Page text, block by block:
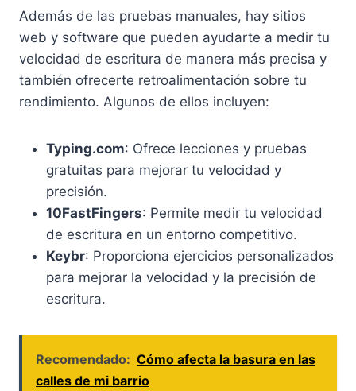
Además de las pruebas manuales, hay sitios
web y software que pueden ayudarte a medir tu
velocidad de escritura de manera más precisa y
también ofrecerte retroalimentación sobre tu
rendimiento. Algunos de ellos incluyen:
Typing.com: Ofrece lecciones y pruebas
gratuitas para mejorar tu velocidad y
precisión.
10FastFingers: Permite medir tu velocidad
de escritura en un entorno competitivo.
Keybr: Proporciona ejercicios personalizados
para mejorar la velocidad y la precisión de
escritura.
Recomendado: Cómo afecta la basura en las
calles de mi barrio